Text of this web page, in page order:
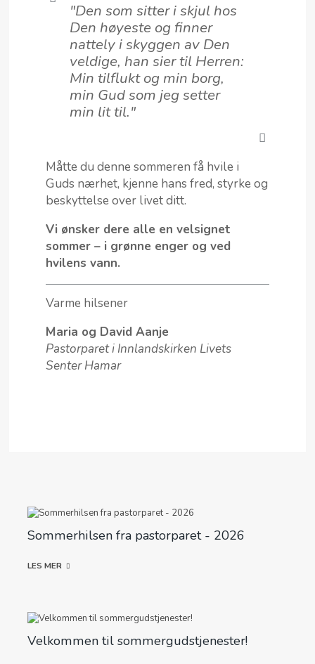
"Den som sitter i skjul hos
Den høyeste og finner
nattely i skyggen av Den
veldige, han sier til Herren:
Min tilflukt og min borg,
min Gud som jeg setter
min lit til."
Måtte du denne sommeren få hvile i
Guds nærhet, kjenne hans fred, styrke og
beskyttelse over livet ditt.
Vi ønsker dere alle en velsignet
sommer – i grønne enger og ved
hvilens vann.
Varme hilsener
Maria og David Aanje
Pastorparet i Innlandskirken Livets
Senter Hamar
Sommerhilsen fra pastorparet - 2026
LES MER
Velkommen til sommergudstjenester!